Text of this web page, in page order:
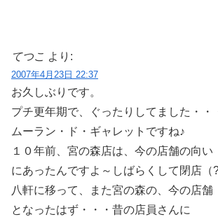
てつこ より:
2007年4月23日 22:37
お久しぶりです。
プチ更年期で、ぐったりしてました・・
ムーラン・ド・ギャレットですね♪
１０年前、宮の森店は、今の店舗の向い
にあったんですよ～しばらくして閉店（?
八軒に移って、また宮の森の、今の店舗
となったはず・・・昔の店員さんに